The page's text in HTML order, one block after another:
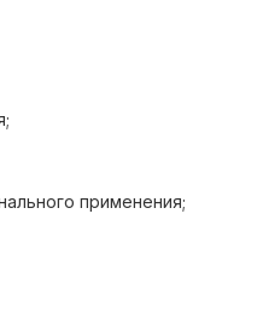
применения;